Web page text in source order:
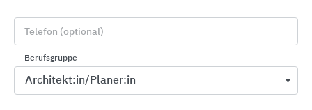
Firmenporträt
Telefon (optional)
Berufsgruppe